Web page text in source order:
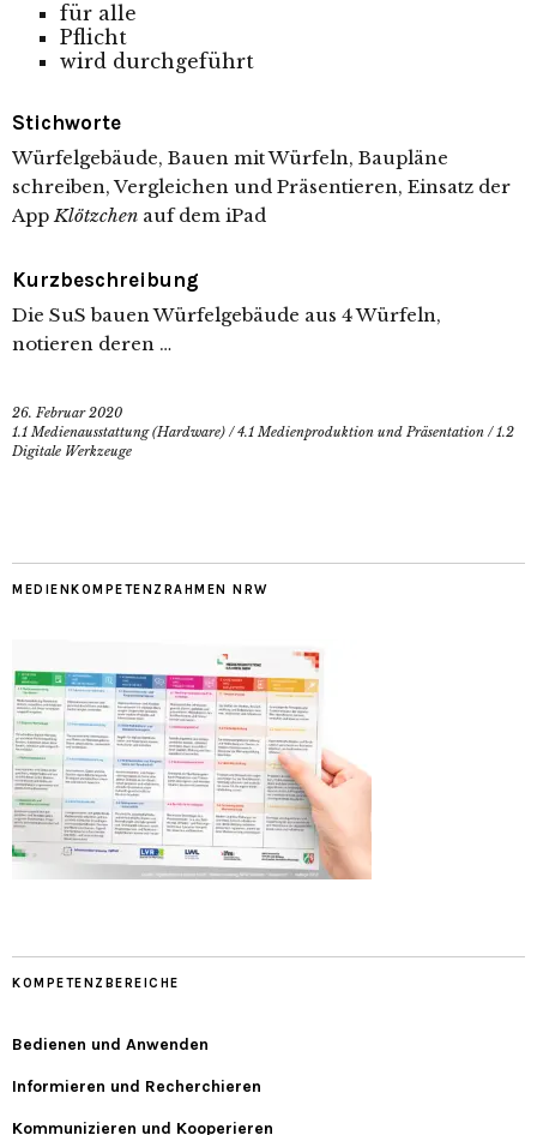
für alle
Pflicht
wird durchgeführt
Stichworte
Würfelgebäude, Bauen mit Würfeln, Baupläne
schreiben, Vergleichen und Präsentieren, Einsatz der
AppKlötzchen auf dem iPad
Kurzbeschreibung
Die SuS bauen Würfelgebäude aus 4 Würfeln,
notieren deren …
26. Februar 2020
1.1 Medienausstattung (Hardware) /4.1 Medienproduktion und Präsentation /1.2
Digitale Werkzeuge
MEDIENKOMPETENZRAHMEN NRW
KOMPETENZBEREICHE
Bedienen und Anwenden
Informieren und Recherchieren
Kommunizieren und Kooperieren